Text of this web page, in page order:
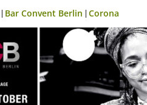
Bar Convent Berlin Corona